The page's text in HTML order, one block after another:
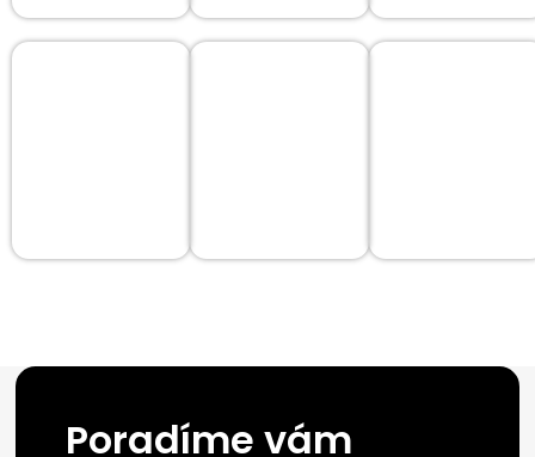
Poradíme vám